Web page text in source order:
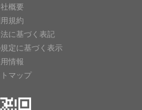
概要
規約
に基づく表記
定に基づく表示
情報
マップ